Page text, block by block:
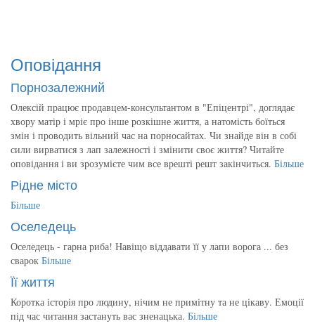
Оповідання
Порнозалежний
Олексій працює продавцем-консультантом в "Епіцентрі", доглядає
хвору матір і мріє про інше розкішне життя, а натомість боїться
змін і проводить вільний час на порносайтах. Чи знайде він в собі
сили вирватися з лап залежності і змінити своє життя? Читайте
оповідання і ви зрозумієте чим все врешті решт закінчиться. Більше
Рідне місто
Більше
Оселедець
Оселедець - гарна риба! Навіщо віддавати її у лапи ворога ... без
сварок Більше
Її життя
Коротка історія про людину, нічим не примітну та не цікаву. Емоції
під час читання застануть вас зненацька. Більше